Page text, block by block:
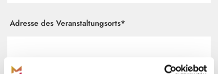
Adresse des Veranstaltungsorts*